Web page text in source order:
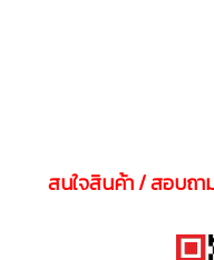
สนใจสินค้า / สอบถา